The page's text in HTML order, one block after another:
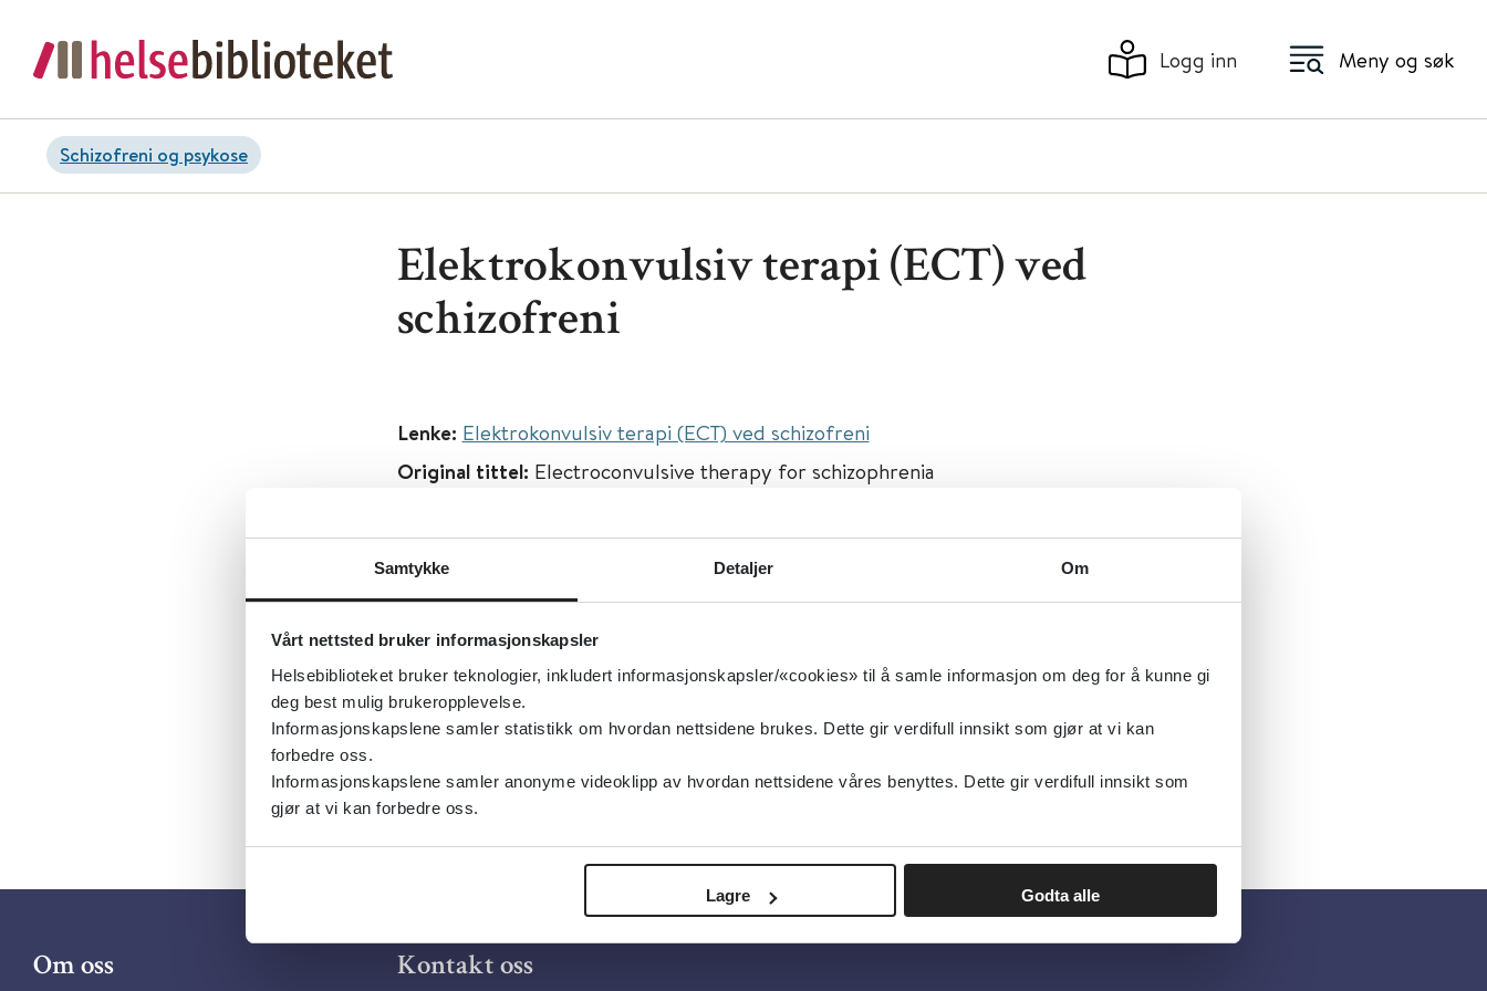
Samtykke Detaljer Om
Vårt nettsted bruker informasjonskapsler
Helsebiblioteket bruker teknologier, inkludert informasjonskapsler/«cookies» til å samle informasjon om deg for å kunne gi
deg best mulig brukeropplevelse.
Informasjonskapslene samler statistikk om hvordan nettsidene brukes. Dette gir verdifull innsikt som gjør at vi kan
forbedre oss.
Informasjonskapslene samler anonyme videoklipp av hvordan nettsidene våres benyttes. Dette gir verdifull innsikt som
gjør at vi kan forbedre oss.
Lagre Godta alle
Logg inn Meny og søk
Schizofreni og psykose
Elektrokonvulsiv terapi (ECT) ved
schizofreni
Lenke: Elektrokonvulsiv terapi (ECT) ved schizofreni
Original tittel: Electroconvulsive therapy for schizophrenia
Tema:Schizofreni og psykose
Emner: Psykose, Elektrokonvulsiv terapi, Schizofreni og psykose
Utgiver: Cochrane Library
Språk:Engelsk
Om oss Kontakt oss